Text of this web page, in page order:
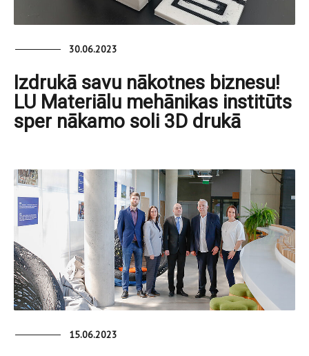
30.06.2023
Izdrukā savu nākotnes biznesu!
LU Materiālu mehānikas institūts
sper nākamo soli 3D drukā
15.06.2023